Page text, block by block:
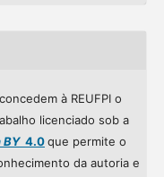
à REUFPI o
licenciado sob a
4.0que permite o
da autoria e